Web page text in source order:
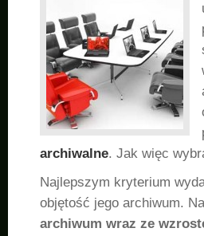
archiwalne. Jak więc
Najlepszym kryterium
objętość jego archiwum.
archiwum wraz ze